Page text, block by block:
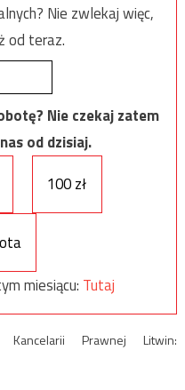
Nie zwlekaj więc,
od teraz.
Nie czekaj zatem
od dzisiaj.
100 zł
miesiącu: Tutaj
Prawnej Litwin: